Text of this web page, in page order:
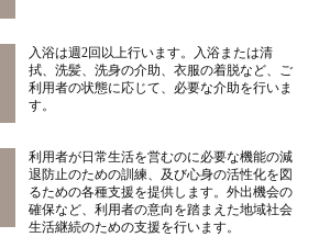
入浴は週2回以上行います。入浴または清
拭、洗髪、洗身の介助、衣服の着脱など、ご
利用者の状態に応じて、必要な介助を行いま
す。
利用者が日常生活を営むのに必要な機能の減
退防止のための訓練、及び心身の活性化を図
るための各種支援を提供します。外出機会の
確保など、利用者の意向を踏まえた地域社会
生活継続のための支援を行います。